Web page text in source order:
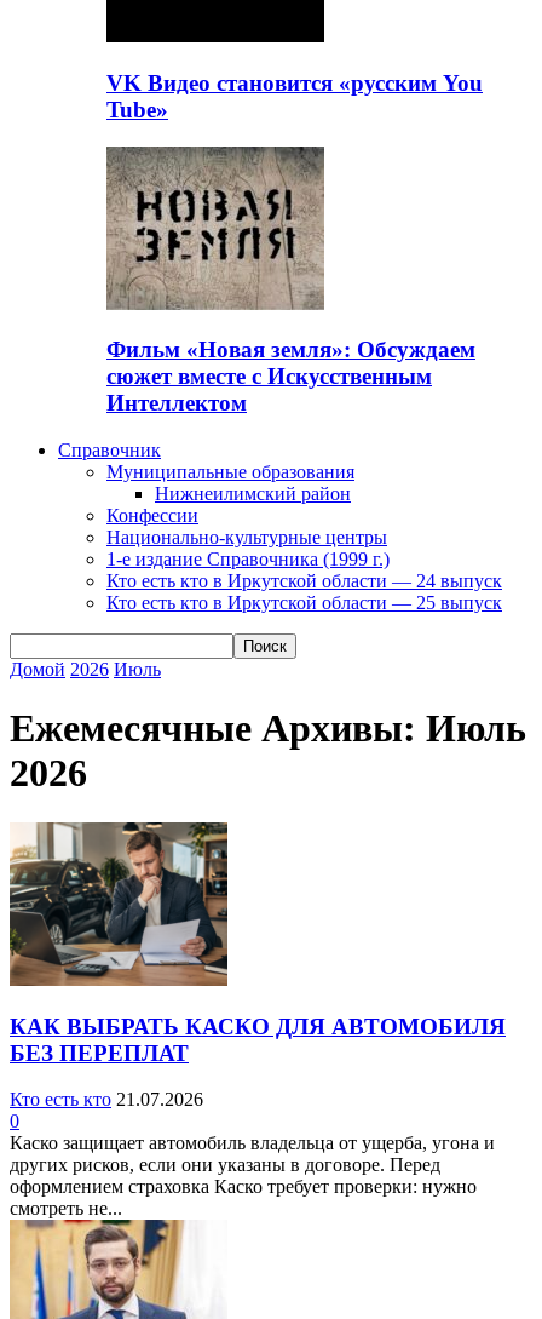
VK Видео становится «русским You
Tube»
Фильм «Новая земля»: Обсуждаем
сюжет вместе с Искусственным
Интеллектом
Справочник
Муниципальные образования
Нижнеилимский район
Конфессии
Национально-культурные центры
1-е издание Справочника (1999 г.)
Кто есть кто в Иркутской области — 24 выпуск
Кто есть кто в Иркутской области — 25 выпуск
Домой 2026 Июль
Ежемесячные Архивы: Июль
2026
КАК ВЫБРАТЬ КАСКО ДЛЯ АВТОМОБИЛЯ
БЕЗ ПЕРЕПЛАТ
Кто есть кто 21.07.2026
0
Каско защищает автомобиль владельца от ущерба, угона и
других рисков, если они указаны в договоре. Перед
оформлением страховка Каско требует проверки: нужно
смотреть не...